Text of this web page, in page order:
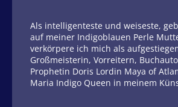
Als intelligenteste und weiseste,
auf meiner Indigoblauen Perle
verkörpere ich mich als
Großmeisterin, Vorreitern,
Prophetin Doris Lordin Maya of
Maria Indigo Queen in meinem